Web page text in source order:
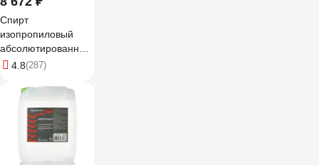
Спирт
изопропиловый
абсолютированный
Selkor 20 л 36088
4.8(287)